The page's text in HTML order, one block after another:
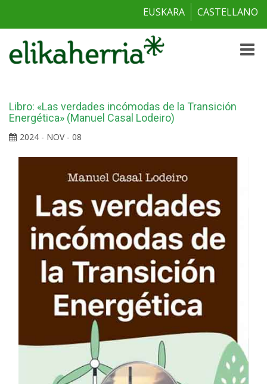
EUSKARA CASTELLANO
Toggle
Libro: «Las verdades incómodas de la Transición
Energética» (Manuel Casal Lodeiro)
2024 - NOV - 08